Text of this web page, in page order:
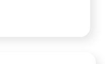
dispositivos